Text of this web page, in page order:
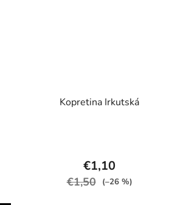
Kopretina Irkutská
€1,10
€1,50 (–26 %)